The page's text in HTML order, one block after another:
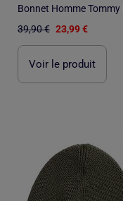
39,90 € 23,99 €
Voir le produit